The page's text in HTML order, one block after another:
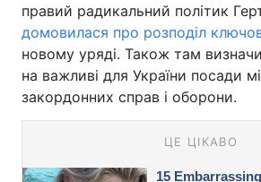
правий радикальний політик
домовилася про розподіл
новому уряді. Також там
на важливі для України посади
закордонних справ і оборони.